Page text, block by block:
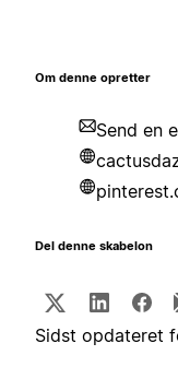
Om denne opretter
Send en
Del denne skabelon
Sidst opdateret